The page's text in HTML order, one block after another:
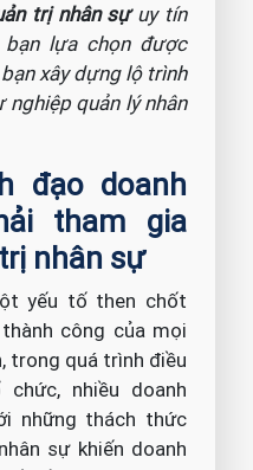
trị nhân sựuy tín
lựa chọn được
xây dựng lộ trình
quản lý nhân
đạo doanh
tham gia
nhân sự
yếu tố then chốt
công của mọi
trong quá trình điều
nhiều doanh
những thách thức
sự khiến doanh